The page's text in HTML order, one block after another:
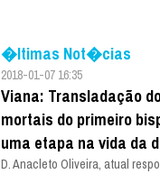
�ltimas Not�cias
2018-01-07 16:35
Viana: Transladação
mortais do primeiro
uma etapa na vida da
D. Anacleto Oliveira, atual